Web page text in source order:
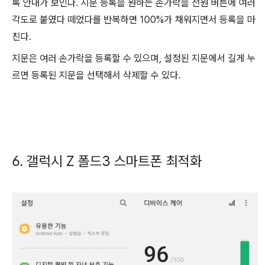
록 안내가 보인다. 지문 등록을 원하는 손가락을 전원 버튼에 여러
각도로 붙였다 떼었다를 반복하면 100%가 채워지면서 등록을 마
친다.
지문은 여러 손가락을 등록할 수 있으며, 설정된 지문에서 길게 누
르면 등록된 지문을 선택해서 삭제할 수 있다.
6. 갤럭시 Z 폴드3 스마트폰 최적화